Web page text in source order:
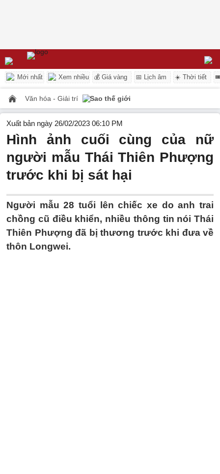
Mới nhất Xem nhiều 💰 Giá vàng 📅 Lịch âm ☀️ Thời tiết
Văn hóa - Giải trí Sao thế giới
Xuất bản ngày 26/02/2023 06:10 PM
Hình ảnh cuối cùng của nữ
người mẫu Thái Thiên Phượng
trước khi bị sát hại
Người mẫu 28 tuổi lên chiếc xe do anh trai
chồng cũ điều khiển, nhiều thông tin nói Thái
Thiên Phượng đã bị thương trước khi đưa về
thôn Longwei.